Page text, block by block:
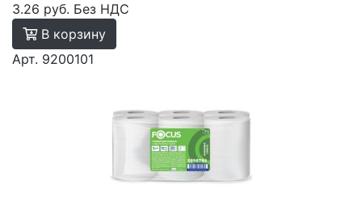
3.26 руб. Без НДС
В корзину
Арт. 9200101